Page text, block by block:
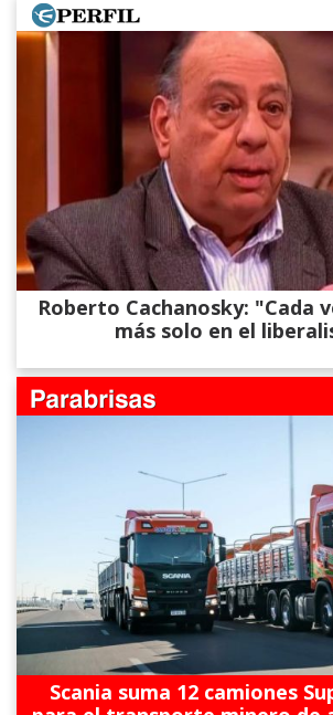
Roberto Cachanosky: "Cada
más solo en el
Scania suma 12 camiones